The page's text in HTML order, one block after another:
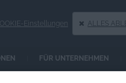
Einstellungen ALLES
FÜR UNTERNEHMEN